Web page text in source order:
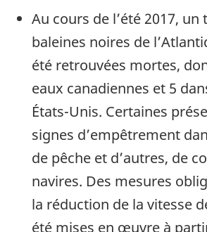
Au cours de l’été 2017, un
baleines noires de
été retrouvées mortes,
eaux canadiennes et 5
États-Unis. Certaines
signes d’empêtrement
de pêche et d’autres, de
navires. Des mesures
la réduction de la vitesse
été mises en œuvre à